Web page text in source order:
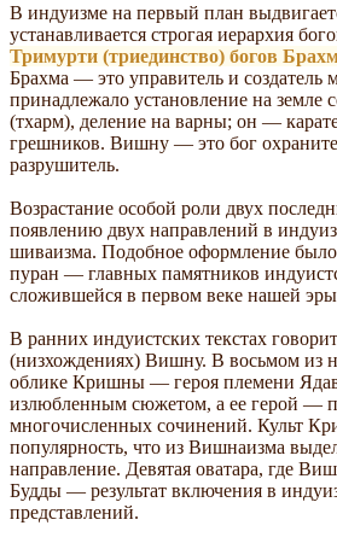
В индуизме на первый план
устанавливается строгая иерархия
Тримурти (триединство) богов
Брахма — это управитель и создатель
принадлежало установление на земле
(тхарм), деление на варны; он —
грешников. Вишну — это бог
разрушитель.
Возрастание особой роли двух
появлению двух направлений в
шиваизма. Подобное оформление было
пуран — главных памятников
сложившейся в первом веке нашей
В ранних индуистских текстах
(низхождениях) Вишну. В восьмом из
облике Кришны — героя племени
излюбленным сюжетом, а ее герой —
многочисленных сочинений. Культ
популярность, что из Вишнаизма
направление. Девятая оватара, где
Будды — результат включения в
представлений.